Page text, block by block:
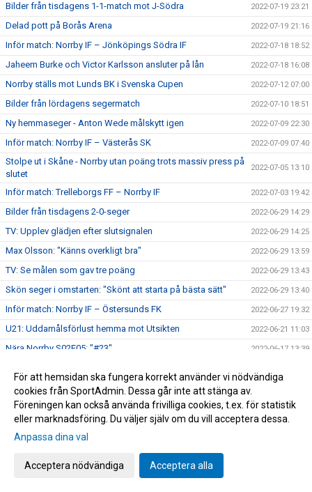
Bilder från tisdagens 1-1-match mot J-Södra 2022-07-19 23:21
Delad pott på Borås Arena 2022-07-19 21:16
Inför match: Norrby IF – Jönköpings Södra IF 2022-07-18 18:52
Jaheem Burke och Victor Karlsson ansluter på lån 2022-07-18 16:08
Norrby ställs mot Lunds BK i Svenska Cupen 2022-07-12 07:00
Bilder från lördagens segermatch 2022-07-10 18:51
Ny hemmaseger - Anton Wede målskytt igen 2022-07-09 22:30
Inför match: Norrby IF – Västerås SK 2022-07-09 07:40
Stolpe ut i Skåne - Norrby utan poäng trots massiv press på
slutet
2022-07-05 13:10
Inför match: Trelleborgs FF – Norrby IF 2022-07-03 19:42
Bilder från tisdagens 2-0-seger 2022-06-29 14:29
TV: Upplev glädjen efter slutsignalen 2022-06-29 14:25
Max Olsson: "Känns overkligt bra" 2022-06-29 13:59
TV: Se målen som gav tre poäng 2022-06-29 13:43
Skön seger i omstarten: "Skönt att starta på bästa sätt" 2022-06-29 13:40
Inför match: Norrby IF – Östersunds FK 2022-06-27 19:32
U21: Uddamålsförlust hemma mot Utsikten 2022-06-21 11:03
Nära Norrby S02E05: "#23" 2022-06-17 13:39
Norrby inledde lägret med ett kryss mot Varberg
Anton Cajtoft förlänger med Norrby: "Trivs väldigt bra här" 2022-06-15 17:00
Bilder från träningsveckan
Inga poäng när Norrby avslutade vårsäsongen
TV: Max Olsson om att äntligen vara tillbaka i truppen
För att hemsidan ska fungera korrekt använder vi nödvändiga
cookies från SportAdmin. Dessa går inte att stänga av.
Föreningen kan också använda frivilliga cookies, t.ex. för statistik
eller marknadsföring. Du väljer själv om du vill acceptera dessa.
Anpassa dina val
Acceptera nödvändiga Acceptera alla